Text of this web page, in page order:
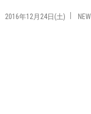
2016年12月24日(土)